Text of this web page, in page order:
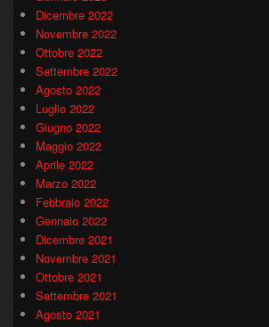
Dicembre 2022
Novembre 2022
Ottobre 2022
Settembre 2022
Agosto 2022
Luglio 2022
Giugno 2022
Maggio 2022
Aprile 2022
Marzo 2022
Febbraio 2022
Gennaio 2022
Dicembre 2021
Novembre 2021
Ottobre 2021
Settembre 2021
Agosto 2021